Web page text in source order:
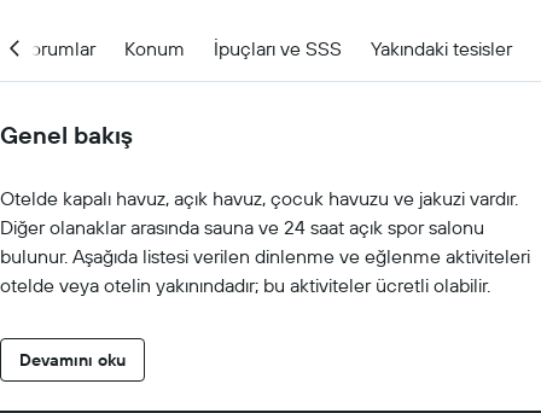
Yorumlar Konum İpuçları ve SSS Yakındaki tesisler
Genel bakış
Otelde kapalı havuz, açık havuz, çocuk havuzu ve jakuzi vardır.
Diğer olanaklar arasında sauna ve 24 saat açık spor salonu
bulunur. Aşağıda listesi verilen dinlenme ve eğlenme aktiviteleri
otelde veya otelin yakınındadır; bu aktiviteler ücretli olabilir.
Devamını oku